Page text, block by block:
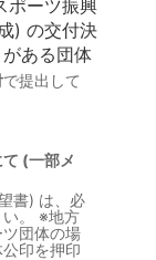
ポーツ振興
) の交付決
ある団体
で提出して
(一部メ
書) は、必
。 ※地方
団体の場
印を押印